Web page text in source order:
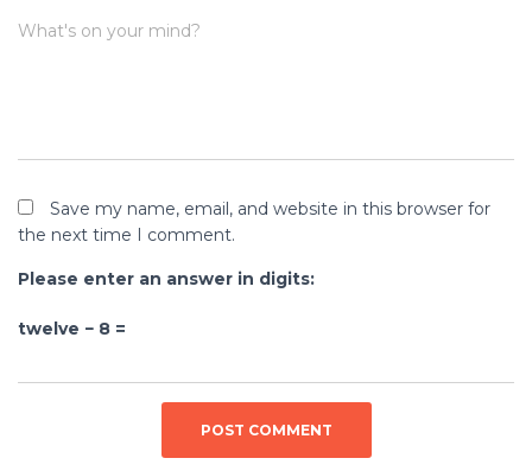
What's on your mind?
Save my name, email, and website in this browser for
the next time I comment.
Please enter an answer in digits:
twelve − 8 =